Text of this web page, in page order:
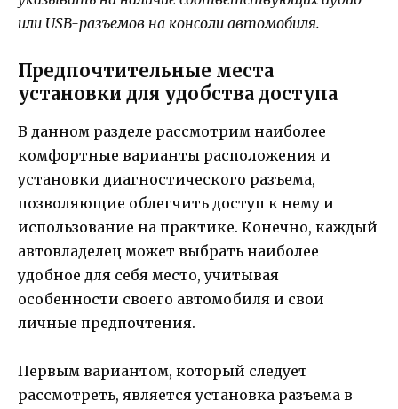
или USB-разъемов на консоли автомобиля.
Предпочтительные места
установки для удобства доступа
В данном разделе рассмотрим наиболее
комфортные варианты расположения и
установки диагностического разъема,
позволяющие облегчить доступ к нему и
использование на практике. Конечно, каждый
автовладелец может выбрать наиболее
удобное для себя место, учитывая
особенности своего автомобиля и свои
личные предпочтения.
Первым вариантом, который следует
рассмотреть, является установка разъема в